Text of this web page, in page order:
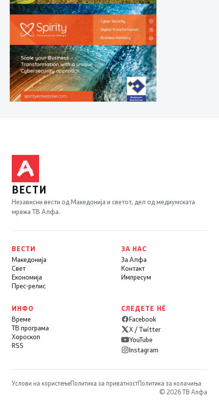
ВЕСТИ
Независни вести од Македонија и светот, дел од медиумската
мрежа ТВ Алфа.
ВЕСТИ
Македонија
Свет
Економија
Прес-релис
ЗА НАС
За Алфа
Контакт
Импресум
ИНФО
Време
ТВ програма
Хороскоп
RSS
СЛЕДЕТЕ НÉ
Facebook
X / Twitter
YouTube
Instagram
Услови на користењеПолитика за приватностПолитика за колачиња
© 2026 ТВ Алфа